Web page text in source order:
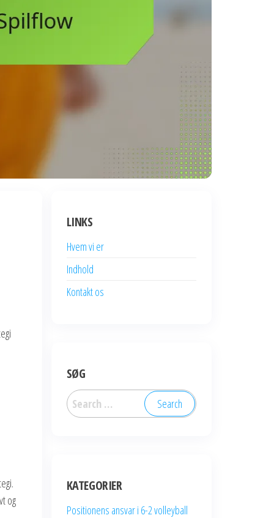
og
LINKS
Hvem vi er
Indhold
Kontakt os
SØG
Search
for:
KATEGORIER
Positionens ansvar i 6-2 volleyball